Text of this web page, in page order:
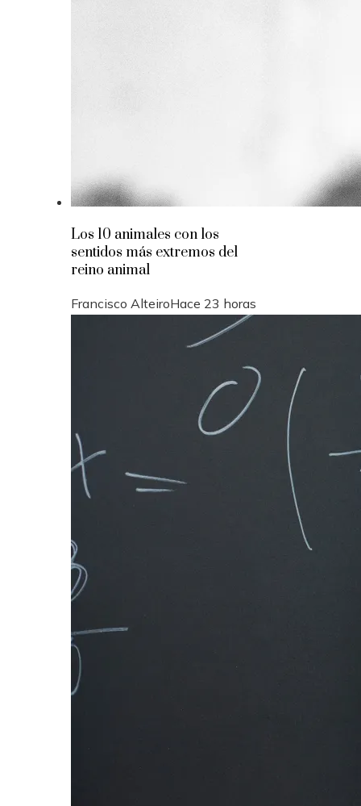
Los 10 animales con los
sentidos más extremos del
reino animal
Francisco AlteiroHace 23 horas